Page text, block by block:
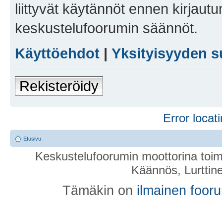
liittyvät käytännöt ennen
keskustelufoorumin säännöt.
Käyttöehdot | Yksityisyyden
Rekisteröidy
Error
Etusivu
Keskustelufoorumin moottorina
Käännös,
Tämäkin on ilmainen